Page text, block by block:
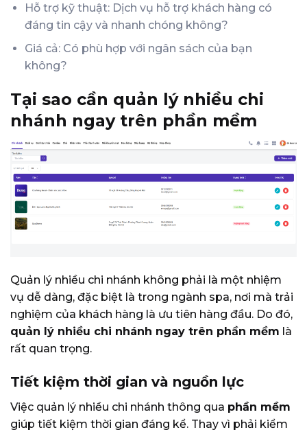
Hỗ trợ kỹ thuật: Dịch vụ hỗ trợ khách hàng có
đáng tin cậy và nhanh chóng không?
Giá cả: Có phù hợp với ngân sách của bạn
không?
Tại sao cần quản lý nhiều chi
nhánh ngay trên phần mềm
Quản lý nhiều chi nhánh không phải là một nhiệm
vụ dễ dàng, đặc biệt là trong ngành spa, nơi mà trải
nghiệm của khách hàng là ưu tiên hàng đầu. Do đó,
quản lý nhiều chi nhánh ngay trên phần mềm là
rất quan trọng.
Tiết kiệm thời gian và nguồn lực
Việc quản lý nhiều chi nhánh thông qua phần mềm
giúp tiết kiệm thời gian đáng kể. Thay vì phải kiểm